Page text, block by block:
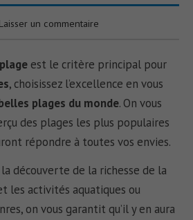
Laisser un commentaire
plage est le critère principal pour
, choisissez l’excellence en vous
plages du monde. On vous
des plages les plus populaires
répondre à toutes vos envies.
la découverte de la richesse de la
les activités aquatiques ou
on vous garantit qu’il y en aura